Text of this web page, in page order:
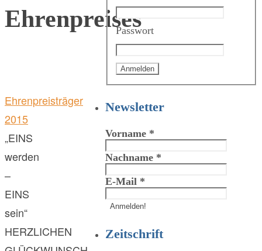
Ehrenpreises
Ehrenpreisträger
2015
„EINS
werden
–
EINS
sein“
HERZLICHEN
Passwort
Newsletter
Vorname *
Nachname *
E-Mail *
Zeitschrift